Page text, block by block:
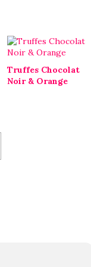
Truffes Chocolat
Noir & Orange